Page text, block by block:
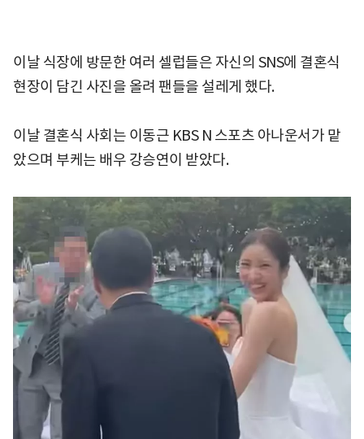
이날 식장에 방문한 여러 셀럽들은 자신의 SNS에 결혼식
현장이 담긴 사진을 올려 팬들을 설레게 했다.
이날 결혼식 사회는 이동근 KBS N 스포츠 아나운서가 맡
았으며 부케는 배우 강승연이 받았다.